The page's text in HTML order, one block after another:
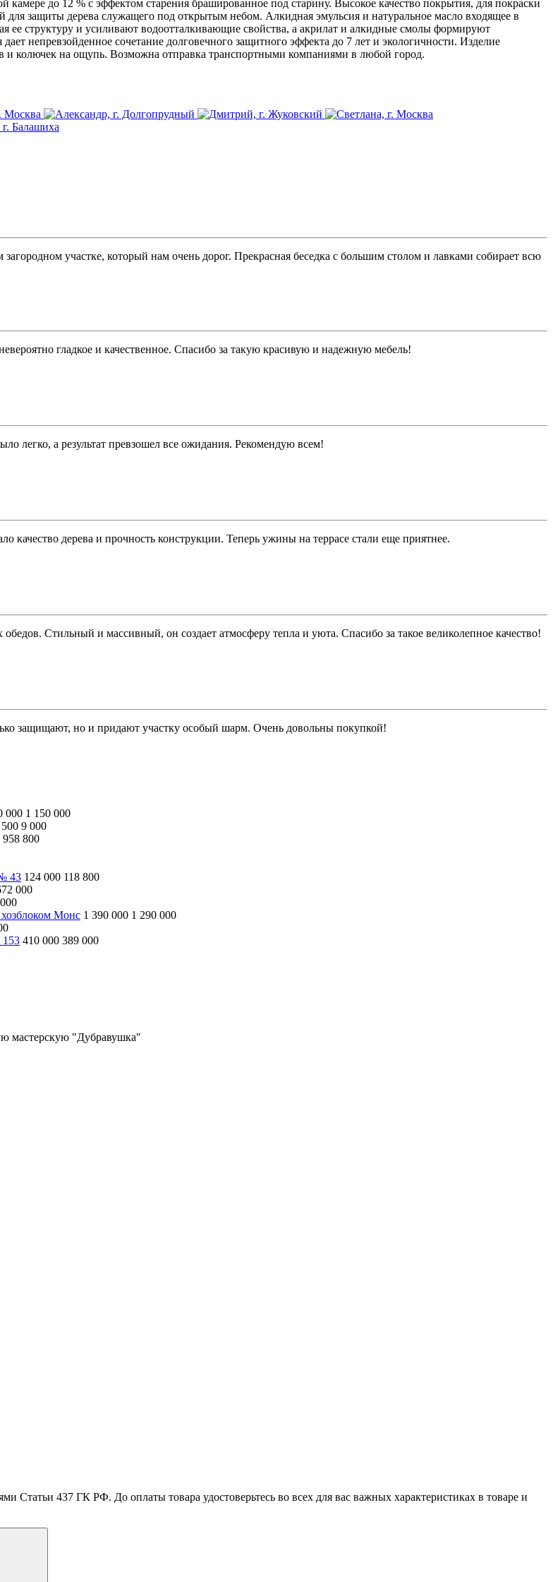
до 12 % с эффектом старения брашированное под старину. Высокое качество покрытия, для покраски
для защиты дерева служащего под открытым небом. Алкидная эмульсия и натуральное масло входящее в
ее структуру и усиливают водоотталкивающие свойства, а акрилат и алкидные смолы формируют
непревзойденное сочетание долговечного защитного эффекта до 7 лет и экологичности. Изделие
и колючек на ощупь. Возможна отправка транспортными компаниями в любой город.
участке, который нам очень дорог. Прекрасная беседка с большим столом и лавками собирает всю
гладкое и качественное. Спасибо за такую красивую и надежную мебель!
легко, а результат превзошел все ожидания. Рекомендую всем!
дерева и прочность конструкции. Теперь ужины на террасе стали еще приятнее.
Стильный и массивный, он создает атмосферу тепла и уюта. Спасибо за такое великолепное качество!
защищают, но и придают участку особый шарм. Очень довольны покупкой!
000 1 150 000
9 000
958 800
43 124 000 118 800
000
Монс 1 390 000 1 290 000
153 410 000 389 000
мастерскую "Дубравушка"
Статьи 437 ГК РФ. До оплаты товара удостоверьтесь во всех для вас важных характеристиках в товаре и